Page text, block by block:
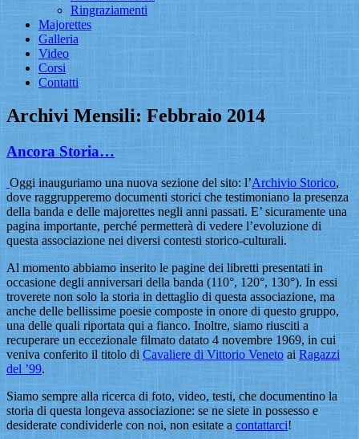
Ringraziamenti
Majorettes
Galleria
Video
Corsi
Contatti
Archivi Mensili: Febbraio 2014
Ancora Storia…
Oggi inauguriamo una nuova sezione del sito: l’Archivio Storico,
dove raggrupperemo documenti storici che testimoniano la presenza
della banda e delle majorettes negli anni passati. E’ sicuramente una
pagina importante, perché permetterà di vedere l’evoluzione di
questa associazione nei diversi contesti storico-culturali.
Al momento abbiamo inserito le pagine dei libretti presentati in
occasione degli anniversari della banda (110°, 120°, 130°). In essi
troverete non solo la storia in dettaglio di questa associazione, ma
anche delle bellissime poesie composte in onore di questo gruppo,
una delle quali riportata qui a fianco. Inoltre, siamo riusciti a
recuperare un eccezionale filmato datato 4 novembre 1969, in cui
veniva conferito il titolo diCavaliere di Vittorio Veneto ai Ragazzi
del ’99.
Siamo sempre alla ricerca di foto, video, testi, che documentino la
storia di questa longeva associazione: se ne siete in possesso e
desiderate condividerle con noi, non esitate a contattarci!